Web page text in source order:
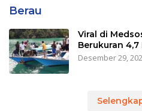
Berau
Viral di
Berukuran
Desember 29,